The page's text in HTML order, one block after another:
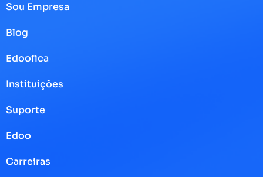
Sou Empresa
Blog
Edoofica
Instituições
Suporte
Edoo
Carreiras